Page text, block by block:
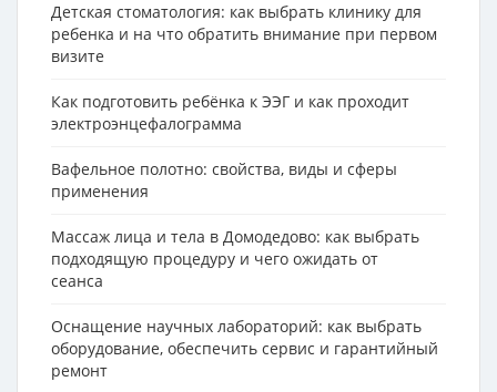
Детская стоматология: как выбрать клинику для
ребенка и на что обратить внимание при первом
визите
Как подготовить ребёнка к ЭЭГ и как проходит
электроэнцефалограмма
Вафельное полотно: свойства, виды и сферы
применения
Массаж лица и тела в Домодедово: как выбрать
подходящую процедуру и чего ожидать от
сеанса
Оснащение научных лабораторий: как выбрать
оборудование, обеспечить сервис и гарантийный
ремонт